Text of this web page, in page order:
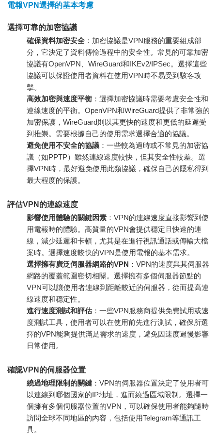
電報VPN選擇的基本考慮
選擇可靠的加密協議
確保資料加密安全：加密協議是VPN服務的重要組成部
分，它決定了資料傳輸過程中的安全性。常見的可靠加密
協議有OpenVPN、WireGuard和IKEv2/IPSec。選擇這些
協議可以保證使用者資料在使用VPN時不易受到駭客攻
擊。
高效加密與速度平衡 ：選擇加密協議時需要考慮安全性和
連線速度的平衡。OpenVPN和WireGuard提供了非常強的
加密保護，WireGuard則以其更快的速度和更低的延遲受
到推崇。需要根據自己的使用需求選擇合適的協議。
避免使用不安全的協議 ：一些較為過時或不常見的加密協
議（如PPTP）雖然連線速度較快，但其安全性較差。選
擇VPN時，最好避免使用此類協議，確保自己的隱私得到
最大程度的保護。
評估VPN的連線速度
影響使用體驗的關鍵因素 ：VPN的連線速度直接影響到使
用電報時的體驗。高質量的VPN會提供穩定且快速的連
線，減少延遲和卡頓，尤其是在進行視訊通話或傳輸大檔
案時。選擇速度較快的VPN是使用電報的基本需求。
選擇擁有廣泛伺服器網路的VPN ：VPN的速度與其伺服器
網路的覆蓋範圍密切相關。選擇擁有多個伺服器節點的
VPN可以讓使用者連線到距離較近的伺服器，從而提高連
線速度和穩定性。
進行速度測試和評估：一些VPN服務商提供免費試用或速
度測試工具，使用者可以在使用前先進行測試，確保所選
擇的VPN能夠提供滿足需求的速度，避免因速度過慢影響
日常使用。
確認VPN的伺服器位置
繞過地理限制的關鍵 ：VPN的伺服器位置決定了使用者可
以連線到哪個國家的IP地址，進而繞過區域限制。選擇一
個擁有多個伺服器位置的VPN，可以確保使用者能夠隨時
訪問全球不同地區的內容，包括使用Telegram等通訊工
具。